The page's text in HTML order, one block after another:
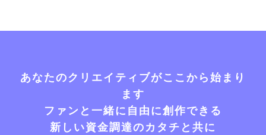
あなたのクリエイティブがここから始まり
ます
ファンと一緒に自由に創作できる
新しい資金調達のカタチと共に